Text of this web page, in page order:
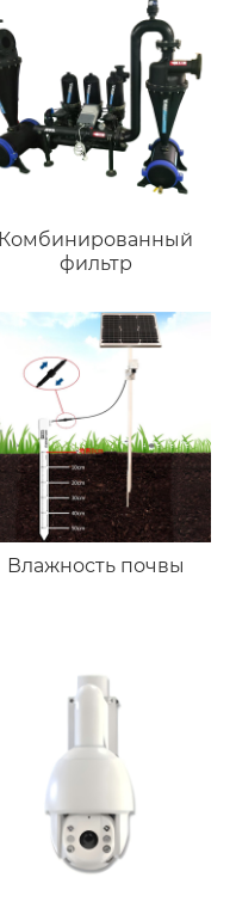
Комбинированный
фильтр
Влажность почвы